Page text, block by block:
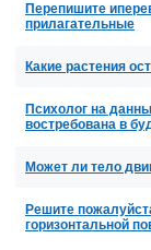
Перепишите
прилагательные
Какие растения
Психолог на
востребована в
Может ли тело
Решите
горизонтальной